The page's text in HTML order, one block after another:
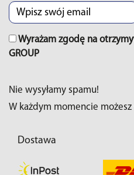
Wyrażam zgodę na
GROUP
Nie wysyłamy spamu!
W każdym momencie
Dostawa